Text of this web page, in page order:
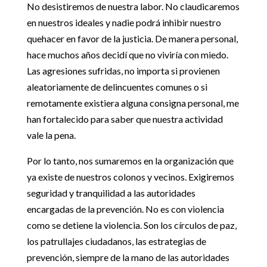
No desistiremos de nuestra labor. No claudicaremos
en nuestros ideales y nadie podrá inhibir nuestro
quehacer en favor de la justicia. De manera personal,
hace muchos años decidí que no viviría con miedo.
Las agresiones sufridas, no importa si provienen
aleatoriamente de delincuentes comunes o si
remotamente existiera alguna consigna personal, me
han fortalecido para saber que nuestra actividad
vale la pena.
Por lo tanto, nos sumaremos en la organización que
ya existe de nuestros colonos y vecinos. Exigiremos
seguridad y tranquilidad a las autoridades
encargadas de la prevención. No es con violencia
como se detiene la violencia. Son los círculos de paz,
los patrullajes ciudadanos, las estrategias de
prevención, siempre de la mano de las autoridades